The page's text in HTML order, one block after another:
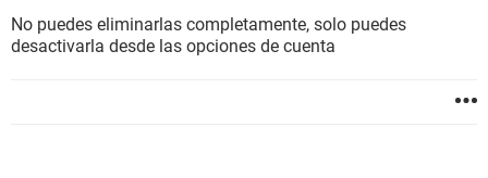
No puedes eliminarlas completamente, solo puedes
desactivarla desde las opciones de cuenta